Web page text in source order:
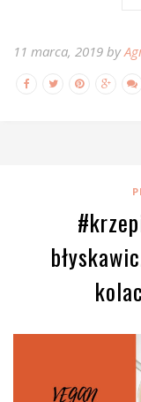
11 marca, 2019 by